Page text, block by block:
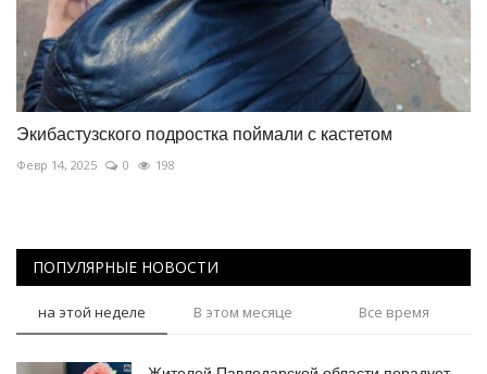
Экибастузского подростка поймали с кастетом
Февр 14, 2025 0 198
ПОПУЛЯРНЫЕ НОВОСТИ
на этой неделе В этом месяце Все время